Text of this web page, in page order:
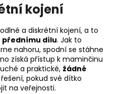
kojení
a diskrétní kojení, a to
přednímu dílu. Jak to
nahoru, spodní se stáhne
získá přístup k maminčinu
a praktické, žádné
pokud své dítko
na veřejnosti.